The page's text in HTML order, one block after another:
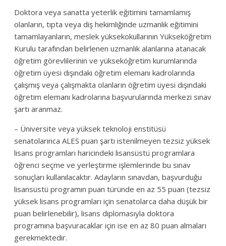
Doktora veya sanatta yeterlik eğitimini tamamlamış
olanların, tıpta veya diş hekimliğinde uzmanlık eğitimini
tamamlayanların, meslek yüksekokullarının Yükseköğretim
Kurulu tarafından belirlenen uzmanlık alanlarına atanacak
öğretim görevlilerinin ve yükseköğretim kurumlarında
öğretim üyesi dışındaki öğretim elemanı kadrolarında
çalışmış veya çalışmakta olanların öğretim üyesi dışındaki
öğretim elemanı kadrolarına başvurularında merkezi sınav
şartı aranmaz.
– Üniversite veya yüksek teknoloji enstitüsü
senatolarınca ALES puan şartı istenilmeyen tezsiz yüksek
lisans programları haricindeki lisansüstü programlara
öğrenci seçme ve yerleştirme işlemlerinde bu sınav
sonuçları kullanılacaktır. Adayların sınavdan, başvurduğu
lisansüstü programın puan türünde en az 55 puan (tezsiz
yüksek lisans programları için senatolarca daha düşük bir
puan belirlenebilir), lisans diplomasıyla doktora
programına başvuracaklar için ise en az 80 puan almaları
gerekmektedir.